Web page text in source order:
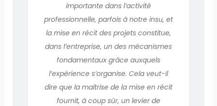
importante dans l’activité
professionnelle, parfois à notre insu, et
la mise en récit des projets constitue,
dans l’entreprise, un des mécanismes
fondamentaux grâce auxquels
l’expérience s’organise. Cela veut-il
dire que la maîtrise de la mise en récit
fournit, à coup sûr, un levier de